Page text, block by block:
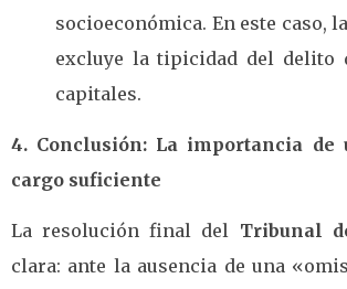
socioeconómica. En este caso,
excluye la tipicidad del delito
capitales.
4. Conclusión: La importancia de
cargo suficiente
La resolución final del Tribunal
clara: ante la ausencia de una